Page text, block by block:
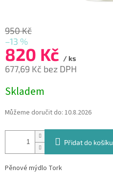
950 Kč
–13 %
820 Kč / ks
677,69 Kč bez DPH
cena:
Skladem
Můžeme doručit do: 10.8.2026
Přidat do košíku
Pěnové mýdlo Tork